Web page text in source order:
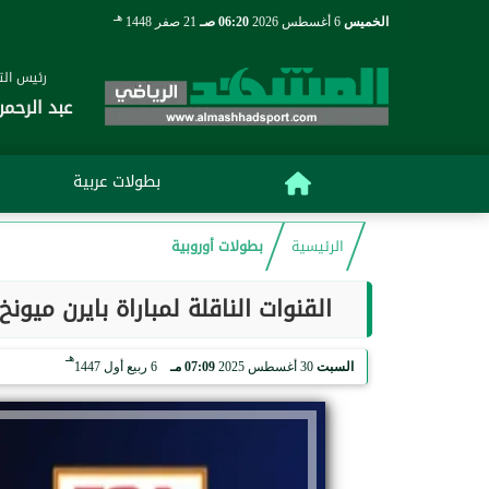
الخميس 06:20 صـ 21 صفر 1448 هـ
رئيس
عبد
بطولات عربية
الرئيسية بطولات أوروبية
القنوات الناقلة لمباراة بايرن
السبت 30 أغسطس 2025 07:09 مـ 6 ربيع أول 1447
هـ